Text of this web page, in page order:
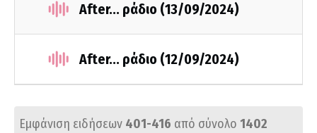
After... ράδιο (13/09/2024)
After... ράδιο (12/09/2024)
Εμφάνιση ειδήσεων 401-416 από σύνολο 1402